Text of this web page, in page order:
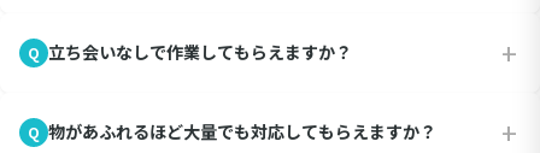
他社の見積書をご提示いただければ、できる範囲で料金の調整を
過度な値引きにはお応えできない場合もあります。
Q 立ち会いなしで作業してもらえますか？ +
ご不在のままでも作業可能です。回収する品目と置き場所を事前
Q 物があふれるほど大量でも対応してもらえますか？ +